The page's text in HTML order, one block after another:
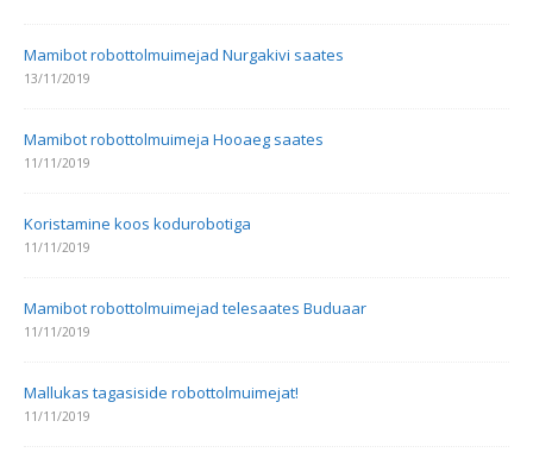
Mamibot robottolmuimejad Nurgakivi saates
13/11/2019
Mamibot robottolmuimeja Hooaeg saates
11/11/2019
Koristamine koos kodurobotiga
11/11/2019
Mamibot robottolmuimejad telesaates Buduaar
11/11/2019
Mallukas tagasiside robottolmuimejat!
11/11/2019